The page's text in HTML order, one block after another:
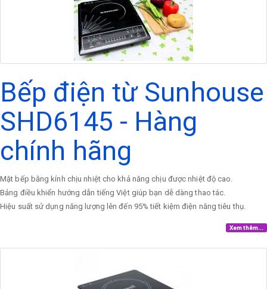
Bếp điện từ Sunhouse
SHD6145 - Hàng
chính hãng
Mặt bếp bằng kính chịu nhiệt cho khả năng chịu được nhiệt độ cao.
Bảng điều khiển hướng dẫn tiếng Việt giúp bạn dễ dàng thao tác.
Hiệu suất sử dụng năng lượng lên đến 95% tiết kiệm điện năng tiêu thụ.
Xem thêm...